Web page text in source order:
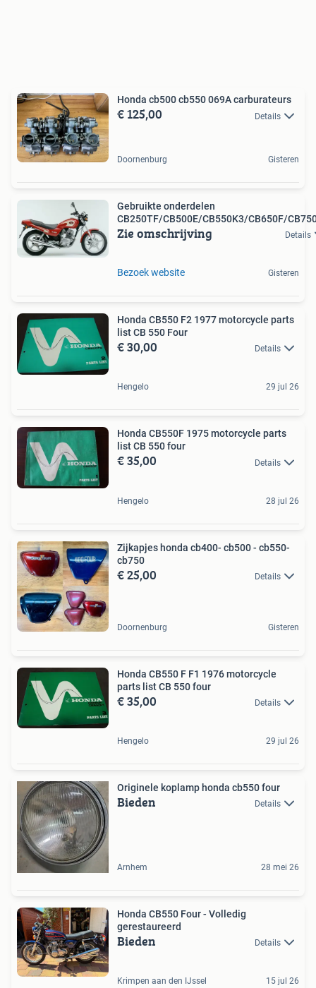
Honda cb500 cb550 069A carburateurs
€ 125,00 Details
Doornenburg Gisteren
Gebruikte onderdelen
CB250TF/CB500E/CB550K3/CB650F/
Zie omschrijving Details
Bezoek website Gisteren
Honda CB550 F2 1977 motorcycle parts
list CB 550 Four
€ 30,00 Details
Hengelo 29 jul 26
Honda CB550F 1975 motorcycle parts
list CB 550 four
€ 35,00 Details
Hengelo 28 jul 26
Zijkapjes honda cb400- cb500 - cb550-
cb750
€ 25,00 Details
Doornenburg Gisteren
Honda CB550 F F1 1976 motorcycle
parts list CB 550 four
€ 35,00 Details
Hengelo 29 jul 26
Originele koplamp honda cb550 four
Bieden Details
Arnhem 28 mei 26
Honda CB550 Four - Volledig
gerestaureerd
Bieden Details
Krimpen aan den IJssel 15 jul 26